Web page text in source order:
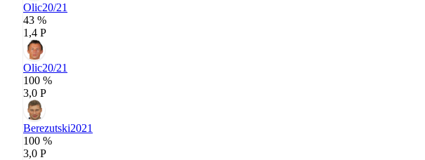
Olic20/21
43 %
1,4 P
Olic20/21
100 %
3,0 P
Berezutski2021
100 %
3,0 P